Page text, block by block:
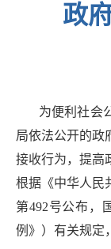
政
为便利社会公
局依法公开的政
接收行为，提高
根据《中华人民
第492号公布，
例》）有关规定